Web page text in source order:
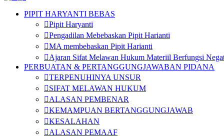
PIPIT HARYANTI BEBAS
Pipit Haryanti
Pengadilan Mebebaskan Pipit Harianti
MA membebaskan Pipit Harianti
Ajaran Sifat Melawan Hukum Materiil Berfungsi
PERBUATAN & PERTANGGUNGJAWABAN PIDANA
TERPENUHINYA UNSUR
SIFAT MELAWAN HUKUM
ALASAN PEMBENAR
KEMAMPUAN BERTANGGUNGJAWAB
KESALAHAN
ALASAN PEMAAF